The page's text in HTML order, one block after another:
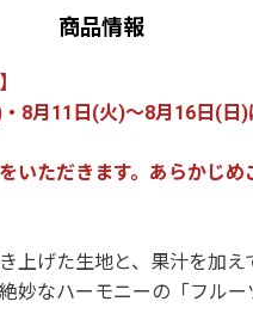
商品情報
8月11日(火)～8月16日(日)
いただきます。あらかじめ
上げた生地と、果汁を加え
妙なハーモニーの「フルー